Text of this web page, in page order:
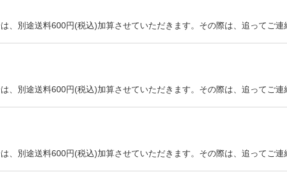
別途送料600円(税込)加算させていただきます。その際は、追ってご連
別途送料600円(税込)加算させていただきます。その際は、追ってご連
別途送料600円(税込)加算させていただきます。その際は、追ってご連